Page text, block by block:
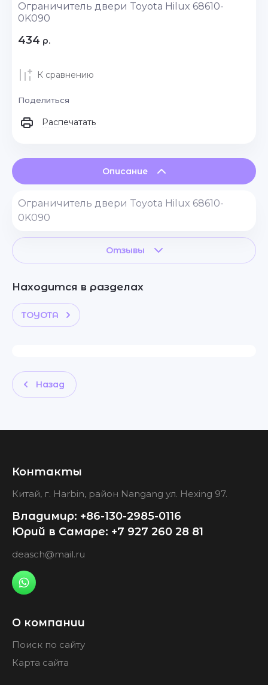
Ограничитель двери Toyota Hilux 68610-
0K090
434 р.
К сравнению
Поделиться
Распечатать
Описание
Ограничитель двери Toyota Hilux 68610-
0K090
Отзывы
Находится в разделах
TOYOTA
Назад
Контакты
Китай, г. Harbin, район Nangang ул. Hexing 97.
Владимир: +86-130-2985-0116
Юрий в Самаре: +7 927 260 28 81
deasch@mail.ru
О компании
Поиск по сайту
Карта сайта